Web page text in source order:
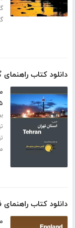
دانلود کتاب
دانلود کتاب